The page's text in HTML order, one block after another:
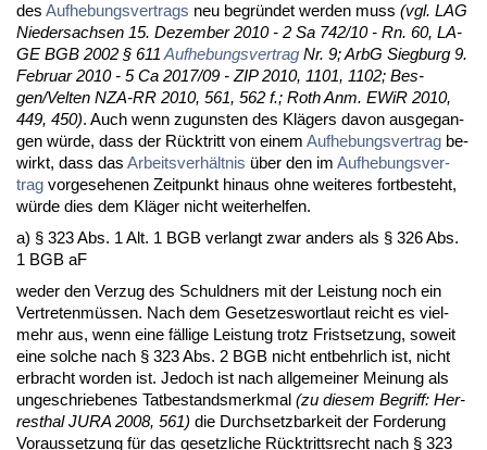
des Auf­he­bungs­ver­trags neu be­gründet wer­den muss (vgl. LAG
Nie­der­sach­sen 15. De­zem­ber 2010 - 2 Sa 742/10 - Rn. 60, LA­
GE BGB 2002 § 611 Auf­he­bungs­ver­trag Nr. 9; ArbG Sieg­burg 9.
Fe­bru­ar 2010 - 5 Ca 2017/09 - ZIP 2010, 1101, 1102; Bes­
gen/Vel­ten NZA-RR 2010, 561, 562 f.; Roth Anm. EWiR 2010,
449, 450). Auch wenn zu­guns­ten des Klägers da­von aus­ge­gan­
gen würde, dass der Rück­tritt von ei­nem Auf­he­bungs­ver­trag be­
wirkt, dass das Ar­beits­verhält­nis über den im Auf­he­bungs­ver­
trag vor­ge­se­he­nen Zeit­punkt hin­aus oh­ne wei­te­res fort­be­steht,
würde dies dem Kläger nicht wei­ter­hel­fen.
a) § 323 Abs. 1 Alt. 1 BGB ver­langt zwar an­ders als § 326 Abs.
1 BGB aF
we­der den Ver­zug des Schuld­ners mit der Leis­tung noch ein
Ver­tre­tenmüssen. Nach dem Ge­set­zes­wort­laut reicht es viel­
mehr aus, wenn ei­ne fälli­ge Leis­tung trotz Frist­set­zung, so­weit
ei­ne sol­che nach § 323 Abs. 2 BGB nicht ent­behr­lich ist, nicht
er­bracht wor­den ist. Je­doch ist nach all­ge­mei­ner Mei­nung als
un­ge­schrie­be­nes Tat­be­stands­merk­mal (zu die­sem Be­griff: Her­
res­thal JU­RA 2008, 561) die Durch­setz­bar­keit der For­de­rung
Vor­aus­set­zung für das ge­setz­li­che Rück­tritts­recht nach § 323